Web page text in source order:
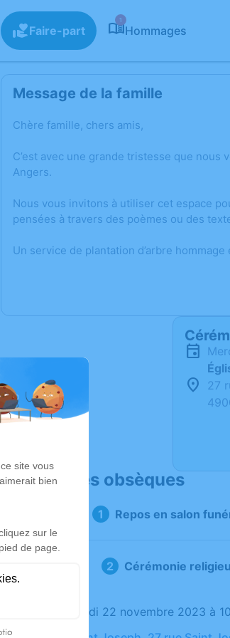
Faire-part
1
Hommages
Message de la famille
Chère famille, chers amis,
C’est avec une grande tristesse que
Angers.
Nous vous invitons à utiliser cet espace
pensées à travers des poèmes ou des
Un service de plantation d’arbre hommage
27
Déroulé des obsèques
Repos en salon
Cérémonie
Le mercredi 22 novembre 2023 à